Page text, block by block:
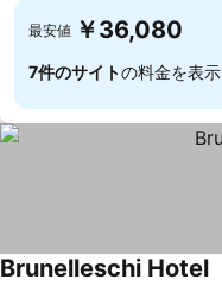
最安値 ￥36,080
7件のサイトの料金を表示
Brunelleschi Hotel